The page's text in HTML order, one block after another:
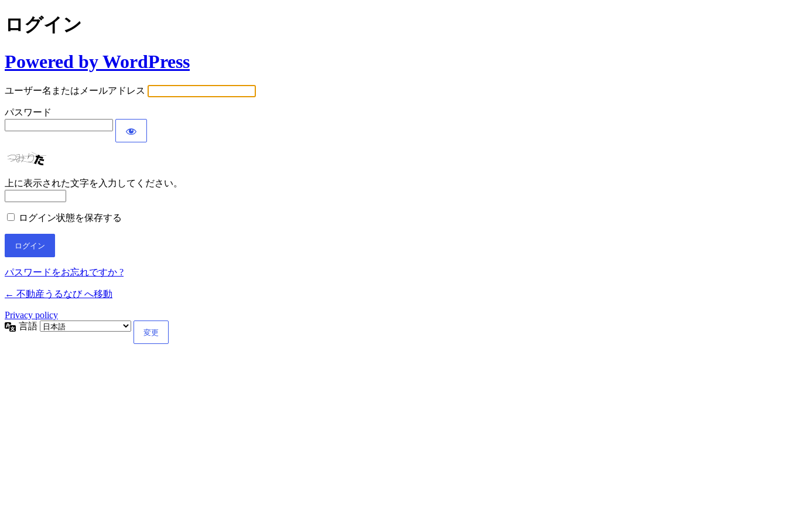
ログイン
Powered by WordPress
ユーザー名またはメールアドレス
パスワード
上に表示された文字を入力してください。
ログイン状態を保存する
パスワードをお忘れですか ?
← 不動産うるなび へ移動
Privacy policy
言語